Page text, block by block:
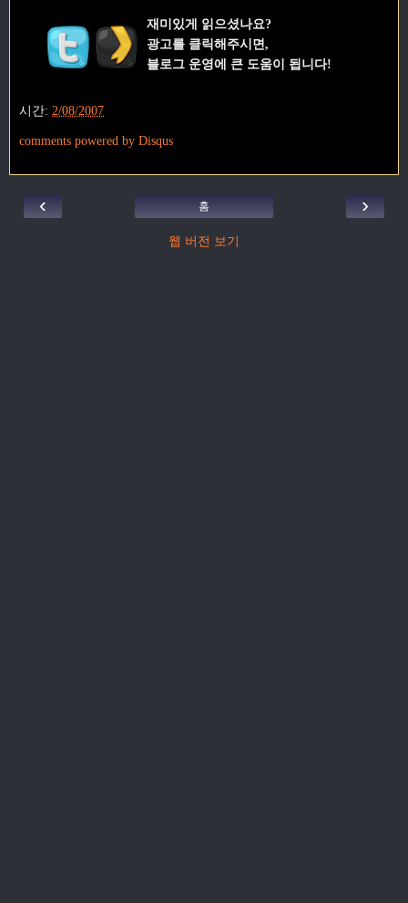
재미있게 읽으셨나요?
광고를 클릭해주시면,
블로그 운영에 큰 도움이 됩니다!
시간: 2/08/2007
comments powered by Disqus
‹ ›
홈
웹 버전 보기